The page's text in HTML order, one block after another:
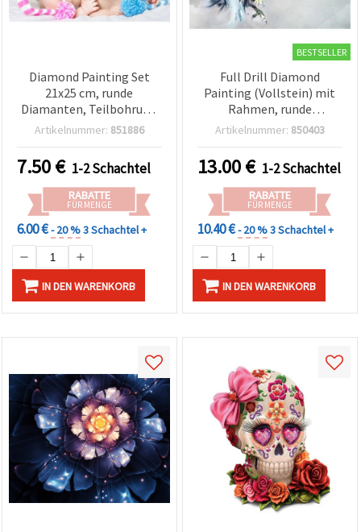
Diamond Painting Set
21x25 cm, runde
Diamanten, Teilbohrung
– Sternzeichen Zwillinge
Artikelnummer: 851886
7.50€ 1-2 Schachtel
RABATTE
FÜR MENGE
6.00 €- 20 %3 Schachtel +
IN DEN WARENKORB
BESTSELLER
Full Drill Diamond
Painting (Vollstein) mit
Rahmen, runde
Diamanten, 30x40 cm –
Artikelnummer: 850403
13.00€ 1-2 Schachtel
RABATTE
FÜR MENGE
10.40 €- 20 %3 Schachtel +
IN DEN WARENKORB